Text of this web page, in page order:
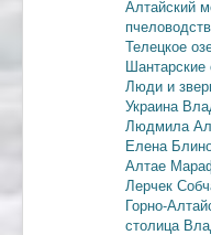
Алтайский
Телецкое
Шантарские
Люди и
Украина
Людмила
Елена
Алтае
Лерчек
Горно-
столица